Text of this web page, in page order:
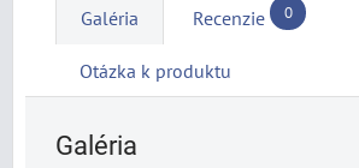
Galéria Recenzie 0
Otázka k produktu
Galéria